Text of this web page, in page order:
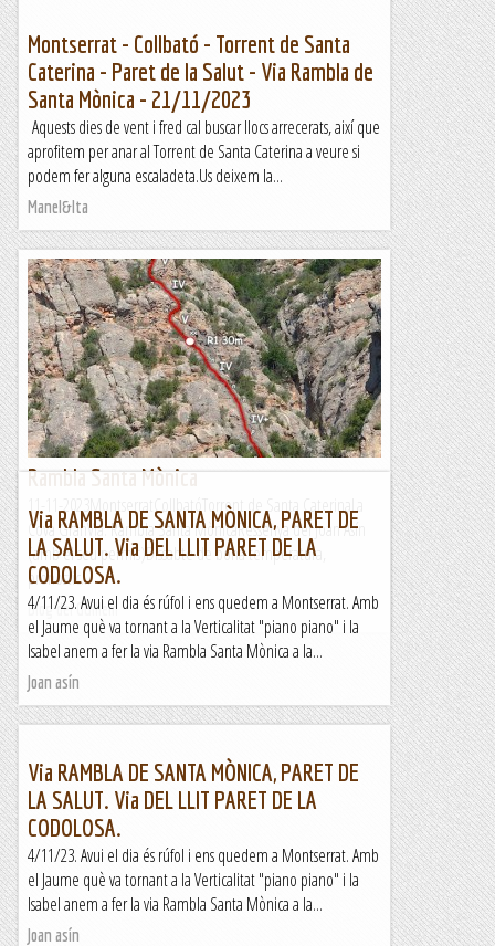
Montserrat - Collbató - Torrent de Santa
Caterina - Paret de la Salut - Via Rambla de
Santa Mònica - 21/11/2023
Aquests dies de vent i fred cal buscar llocs arrecerats, així que
aprofitem per anar al Torrent de Santa Caterina a veure si
podem fer alguna escaladeta.Us deixem la...
Manel&Ita
Rambla Santa Mònica
11-11-2023MontserratCollbatóTorrent de Santa CaterinaLa
Cova GranVia: Rambla Santa MònicaRessenya del Joan Asín
(amb el seu permís)Dissabte de bona temperatura,
pronòstic...
Blog del Guillem
Via RAMBLA DE SANTA MÒNICA, PARET DE
LA SALUT. Via DEL LLIT PARET DE LA
CODOLOSA.
4/11/23. Avui el dia és rúfol i ens quedem a Montserrat. Amb
el Jaume què va tornant a la Verticalitat "piano piano" i la
Isabel anem a fer la via Rambla Santa Mònica a la...
Joan asín
Via RAMBLA DE SANTA MÒNICA, PARET DE
LA SALUT. Via DEL LLIT PARET DE LA
CODOLOSA.
4/11/23. Avui el dia és rúfol i ens quedem a Montserrat. Amb
el Jaume què va tornant a la Verticalitat "piano piano" i la
Isabel anem a fer la via Rambla Santa Mònica a la...
Joan asín